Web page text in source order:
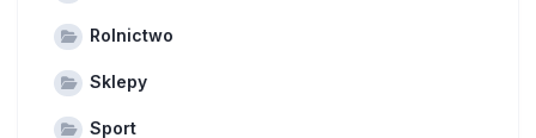
Rolnictwo
Sklepy
Sport